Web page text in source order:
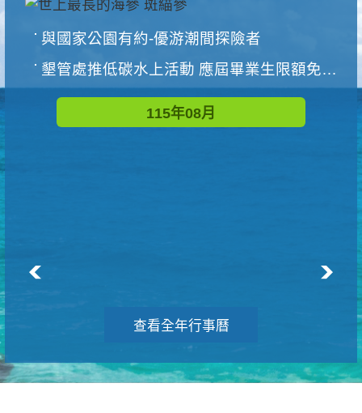
與國家公園有約-優游潮間探險者
墾管處推低碳水上活動 應屆畢業生限額免費參加
115年08月
查看全年行事曆